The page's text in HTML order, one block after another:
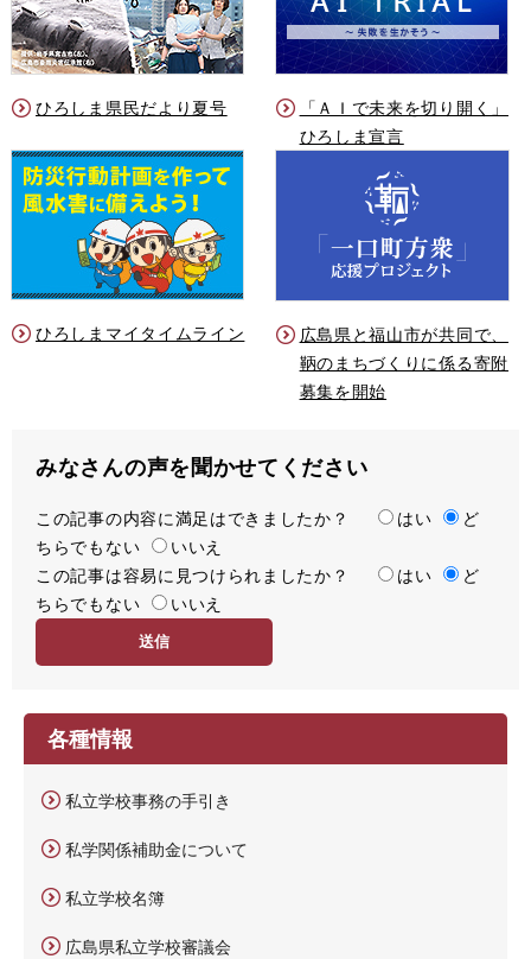
ひろしま県民だより夏号
「ＡＩで未来を切り開く」
ひろしま宣言
ひろしまマイタイムライン
広島県と福山市が共同で、
鞆のまちづくりに係る寄附
募集を開始
みなさんの声を聞かせてください
満
足
度
この記事の内容に満足はできましたか？ はい
ど
ちらでもない
いいえ
容
易
この記事は容易に見つけられましたか？ はい
ど
ちらでもない
いいえ
各種情報
私立学校事務の手引き
私学関係補助金について
私立学校名簿
広島県私立学校審議会